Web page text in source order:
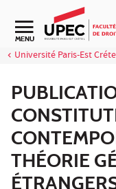
Aller au contenu
Navigation secondaire
MENU
Université Paris-Est
THÉORIE